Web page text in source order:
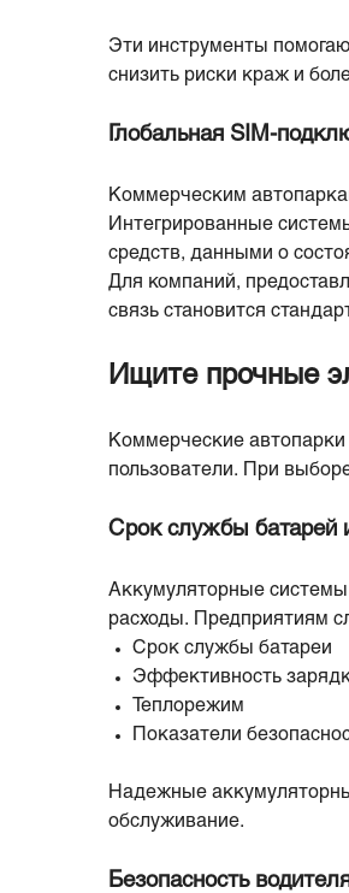
Эти инструменты
снизить риски краж и
Глобальная SIM-
Коммерческим
Интегрированные
средств, данными о
Для компаний,
связь становится
Ищите прочные
Коммерческие автопарки
пользователи. При
Срок службы батарей
Аккумуляторные
расходы. Предприятиям
Срок службы батареи
Эффективность
Теплорежим
Показатели
Надежные
обслуживание.
Безопасность